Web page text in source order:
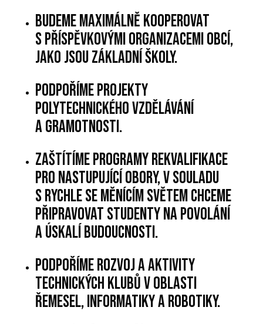
Budeme maximálně kooperovat
s příspěvkovými organizacemi obcí,
jako jsou základní školy.
Podpoříme projekty
polytechnického vzdělávání
a gramotnosti.
Zaštítíme programy rekvalifikace
pro nastupující obory, v souladu
s rychle se měnícím světem chceme
připravovat studenty na povolání
a úskalí budoucnosti.
Podpoříme rozvoj a aktivity
Technických klubů v oblasti
řemesel, informatiky a robotiky.